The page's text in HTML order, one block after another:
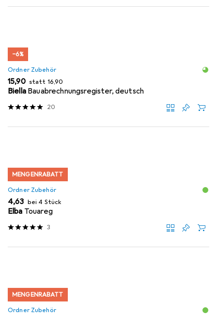
−6%
Ordner Zubehör
EUR
15,90 statt EUR
16,90
Biella Bauabrechnungsregister, deutsch
20
MENGENRABATT
Ordner Zubehör
EUR
4,63 bei 4 Stück
Elba Touareg
3
MENGENRABATT
Ordner Zubehör